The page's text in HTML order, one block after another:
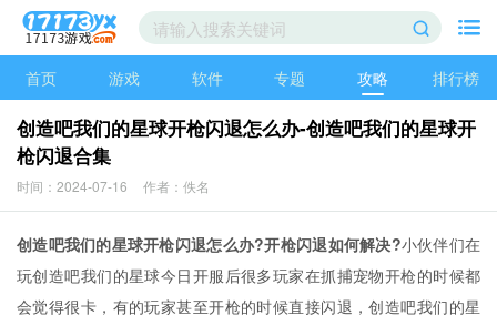
首页 游戏 软件 专题 攻略 排行榜
创造吧我们的星球开枪闪退怎么办-创造吧我们的星球开
枪闪退合集
时间：2024-07-16 作者：佚名
创造吧我们的星球开枪闪退怎么办?开枪闪退如何解决?小伙伴们在
玩创造吧我们的星球今日开服后很多玩家在抓捕宠物开枪的时候都
会觉得很卡，有的玩家甚至开枪的时候直接闪退，创造吧我们的星